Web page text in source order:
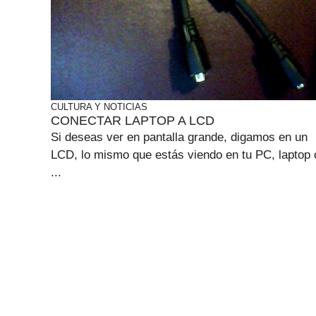
CULTURA Y NOTICIAS
CONECTAR LAPTOP A LCD
Si deseas ver en pantalla grande, digamos en un
LCD, lo mismo que estás viendo en tu PC, laptop
...